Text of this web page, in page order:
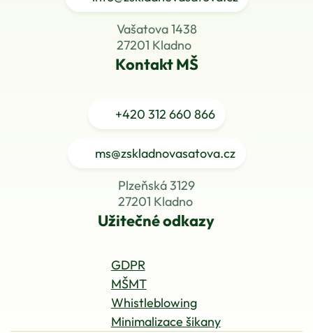
Vašatova 1438
27201 Kladno
Kontakt MŠ
+420 312 660 866
ms@zskladnovasatova.cz
Plzeňská 3129
27201 Kladno
Užitečné odkazy
GDPR
MŠMT
Whistleblowing
Minimalizace šikany